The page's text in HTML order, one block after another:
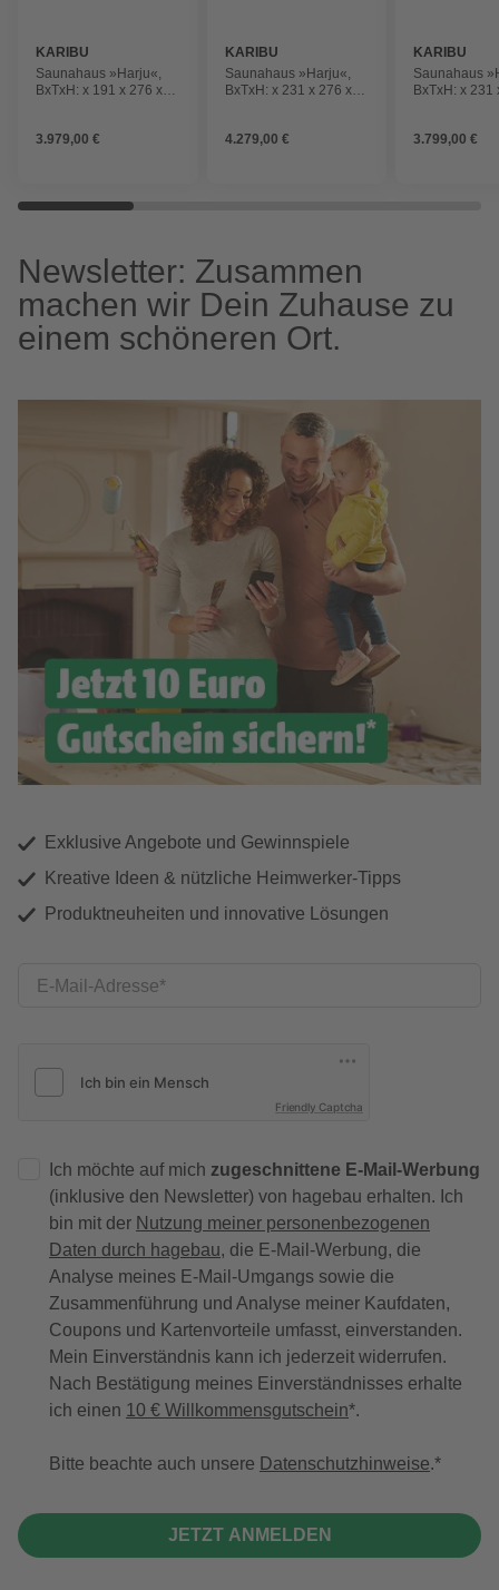
KARIBU
Saunahaus »Harju«,
BxTxH: x 191 x 276 x
3.979,00 €
KARIBU
Saunahaus »Harju«,
BxTxH: x 231 x 276 x
4.279,00 €
KARIBU
Saunahaus
BxTxH: x 231
3.799,00 €
Newsletter: Zusammen
machen wir Dein Zuhause zu
einem schöneren Ort.
Exklusive Angebote und Gewinnspiele
Kreative Ideen & nützliche Heimwerker-Tipps
Produktneuheiten und innovative Lösungen
E-Mail-Adresse
Friendly Captcha
Ich möchte auf mich zugeschnittene E-Mail-Werbung
(inklusive den Newsletter) von hagebau erhalten. Ich
bin mit der Nutzung meiner personenbezogenen
Daten durch hagebau, die E-Mail-Werbung, die
Analyse meines E-Mail-Umgangs sowie die
Zusammenführung und Analyse meiner Kaufdaten,
Coupons und Kartenvorteile umfasst, einverstanden.
Mein Einverständnis kann ich jederzeit widerrufen.
Nach Bestätigung meines Einverständnisses erhalte
ich einen 10 € Willkommensgutschein*.
Bitte beachte auch unsere Datenschutzhinweise.
JETZT ANMELDEN